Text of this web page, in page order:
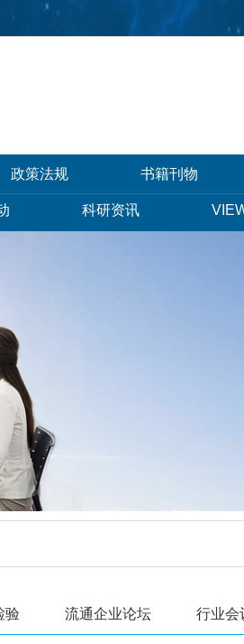
政策法规 书籍刊物
科研资讯
验 流通企业论坛 行业会